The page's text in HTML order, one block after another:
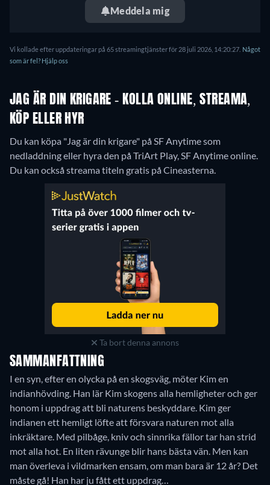
Meddela mig
Vi kollade efter uppdateringar på 65 streamingtjänster för 28 juli 2026, 14:20:27. Något
som är fel? Hjälp oss
JAG ÄR DIN KRIGARE - KOLLA ONLINE, STREAMA,
KÖP ELLER HYR
Du kan köpa "Jag är din krigare" på SF Anytime som
nedladdning eller hyra den på TriArt Play, SF Anytime online.
Du kan också streama titeln gratis på Cineasterna.
Ta bort denna annons
SAMMANFATTNING
I en syn, efter en olycka på en skogsväg, möter Kim en
indianhövding. Han lär Kim skogens alla hemligheter och ger
honom i uppdrag att bli naturens beskyddare. Kim ger
indianen ett hemligt löfte att försvara naturen mot alla
inkräktare. Med pilbåge, kniv och sinnrika fällor tar han strid
mot alla hot. En liten rävunge blir hans bästa vän. Men kan
man överleva i vildmarken ensam, om man bara är 12 år? Det
måste gå! Han har ju fått ett uppdrag…